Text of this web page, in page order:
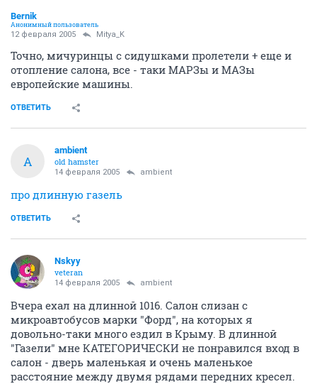
Bernik
Анонимный пользователь
12 февраля 2005 Mitya_K
Точно, мичуринцы с сидушками пролетели + еще и
отопление салона, все - таки МАРЗы и МАЗы
европейские машины.
ОТВЕТИТЬ
A
ambient
old hamster
14 февраля 2005 ambient
про длинную газель
ОТВЕТИТЬ
Nskyy
veteran
14 февраля 2005 ambient
Вчера ехал на длинной 1016. Салон слизан с
микроавтобусов марки "Форд", на которых я
довольно-таки много ездил в Крыму. В длинной
"Газели" мне КАТЕГОРИЧЕСКИ не понравился вход в
салон - дверь маленькая и очень маленькое
расстояние между двумя рядами передних кресел.